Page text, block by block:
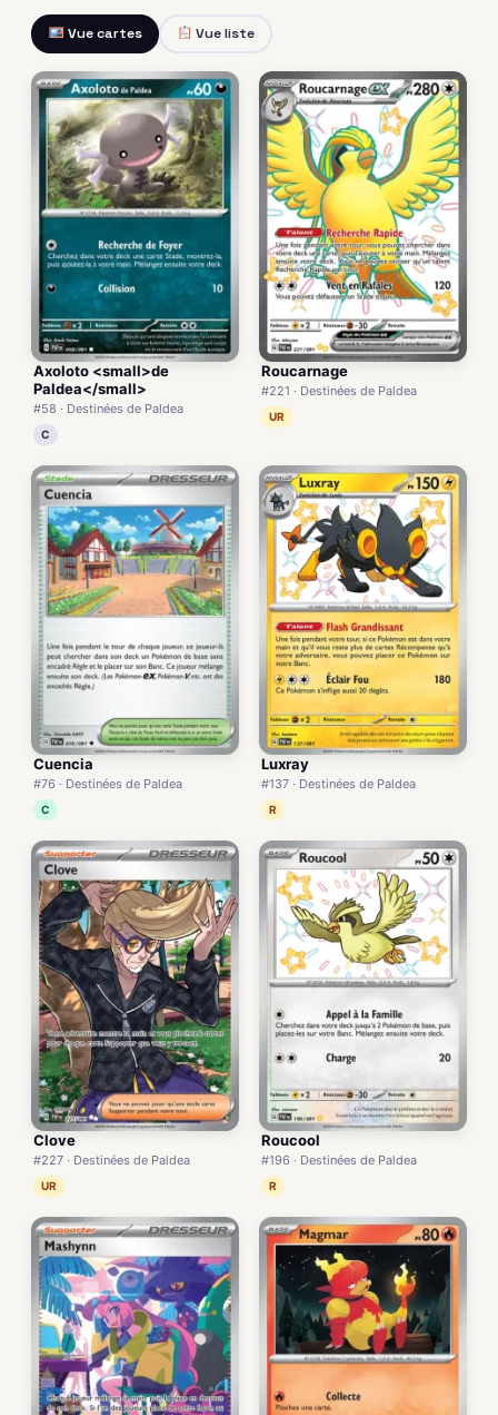
Vue cartes Vue liste
Axoloto <small>de
Paldea</small>
#58 · Destinées de Paldea
C
Roucarnage
#221 · Destinées de Paldea
UR
Cuencia
#76 · Destinées de Paldea
C
Luxray
#137 · Destinées de Paldea
R
Clove
#227 · Destinées de Paldea
UR
Roucool
#196 · Destinées de Paldea
R